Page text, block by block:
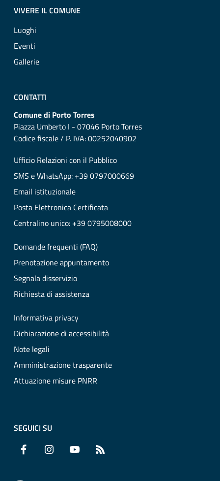
VIVERE IL COMUNE
Luoghi
Eventi
Gallerie
CONTATTI
Comune di Porto Torres
Piazza Umberto I - 07046 Porto Torres
Codice fiscale / P. IVA: 00252040902
Ufficio Relazioni con il Pubblico
SMS e WhatsApp: +39 0797000669
Email istituzionale
Posta Elettronica Certificata
Centralino unico: +39 0795008000
Domande frequenti (FAQ)
Prenotazione appuntamento
Segnala disservizio
Richiesta di assistenza
Informativa privacy
Dichiarazione di accessibilità
Note legali
Amministrazione trasparente
Attuazione misure PNRR
SEGUICI SU
Facebook Instagram YouTube